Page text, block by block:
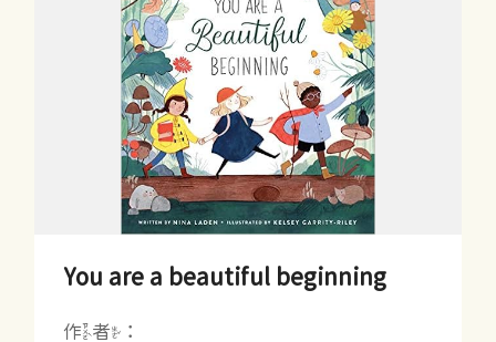
You are a beautiful beginning
作者：